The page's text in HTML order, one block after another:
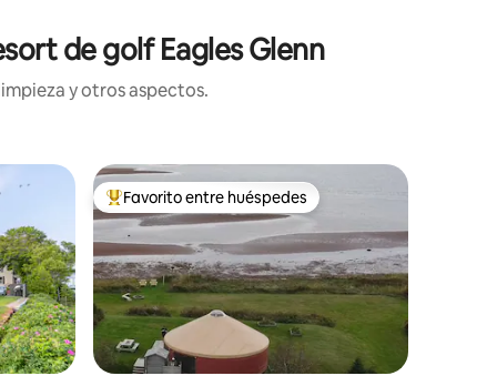
de golf Eagles Glenn
y otros aspectos.
Favorito entre huéspedes preferido
Favorito entre huéspedes